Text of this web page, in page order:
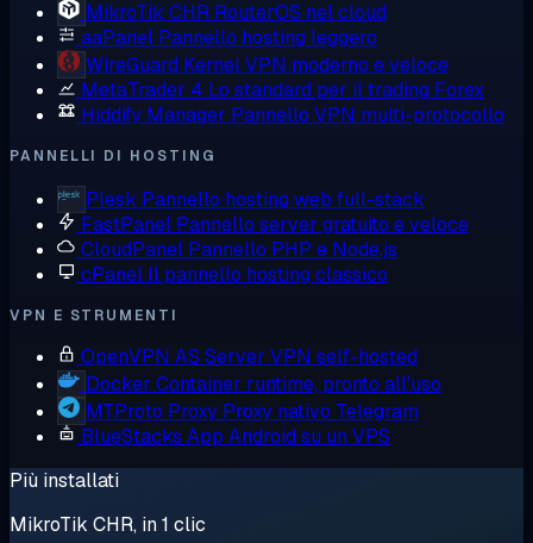
MikroTik CHR RouterOS nel cloud
aaPanel Pannello hosting leggero
WireGuard Kernel VPN moderno e veloce
MetaTrader 4 Lo standard per il trading Forex
Hiddify Manager Pannello VPN multi-protocollo
PANNELLI DI HOSTING
Plesk Pannello hosting web full-stack
FastPanel Pannello server gratuito e veloce
CloudPanel Pannello PHP e Node.js
cPanel Il pannello hosting classico
VPN E STRUMENTI
OpenVPN AS Server VPN self-hosted
Docker Container runtime, pronto all'uso
MTProto Proxy Proxy nativo Telegram
BlueStacks App Android su un VPS
Più installati
MikroTik CHR, in 1 clic